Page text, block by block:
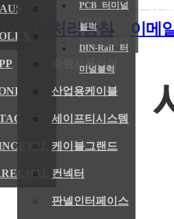
처
KRAUS
PRINCETEL
PCB 터미널
블럭
DIN-Rail 터
미널블럭
엔코더
레졸버
파워서플라이
산업용케이블
세이프티시스템
케이블그랜드
컨넥터
판넬인터페이스
전기,기
정보처리방침 이메
취급브랜드